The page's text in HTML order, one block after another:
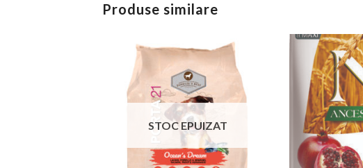
Produse similare
STOC EPUIZAT